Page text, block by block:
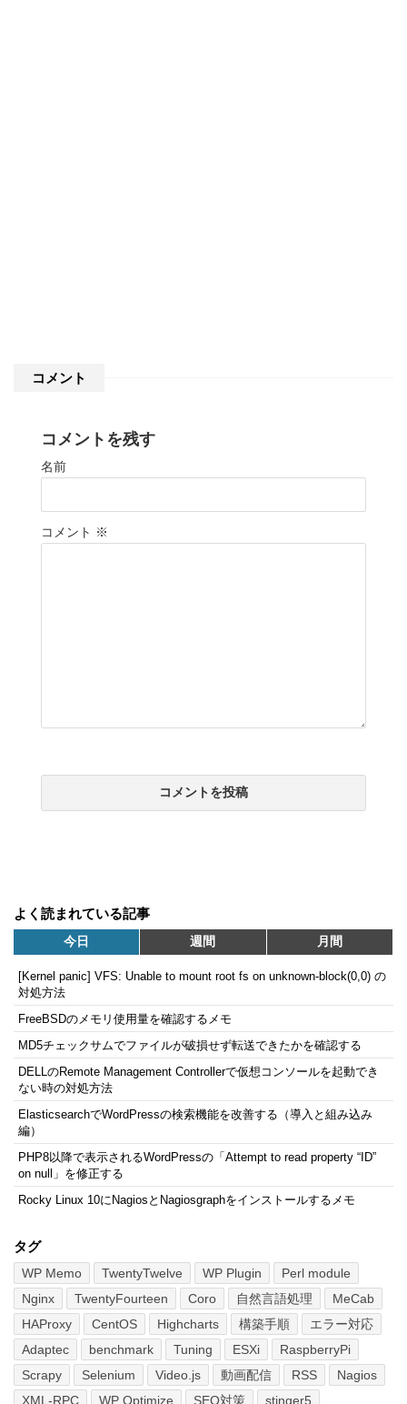
コメント
コメントを残す
名前
コメント ※
よく読まれている記事
今日 週間 月間
[Kernel panic] VFS: Unable to mount root fs on unknown-block(0,0) の
対処方法
FreeBSDのメモリ使用量を確認するメモ
MD5チェックサムでファイルが破損せず転送できたかを確認する
DELLのRemote Management Controllerで仮想コンソールを起動でき
ない時の対処方法
ElasticsearchでWordPressの検索機能を改善する（導入と組み込み
編）
PHP8以降で表示されるWordPressの「Attempt to read property “ID”
on null」を修正する
Rocky Linux 10にNagiosとNagiosgraphをインストールするメモ
タグ
WP Memo TwentyTwelve WP Plugin
Perl module
Nginx
TwentyFourteen Coro 自然言語処理
MeCab
HAProxy
CentOS Highcharts 構築手順
エラー対応
Adaptec
benchmark Tuning ESXi
RaspberryPi
Scrapy
Selenium Video.js 動画配信 RSS
Nagios
XML-RPC
WP Optimize SEO対策 stinger5